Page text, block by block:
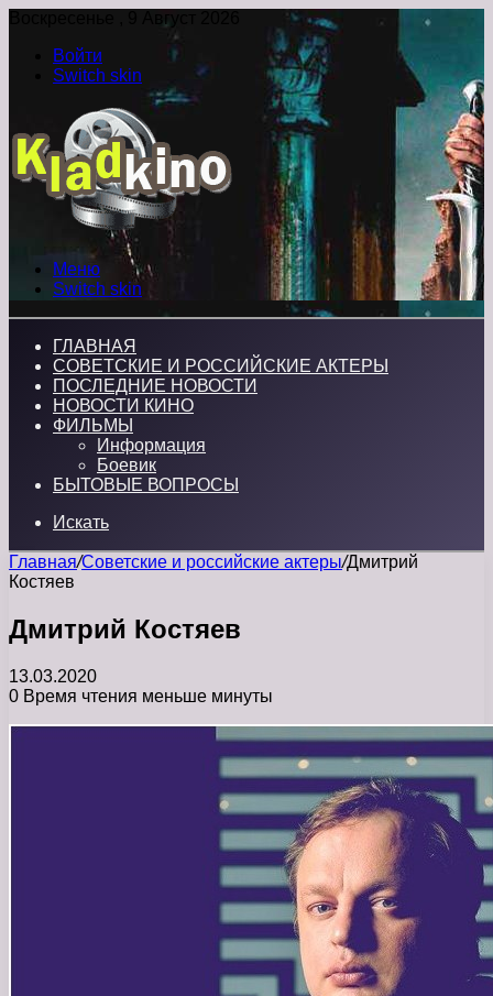
Воскресенье , 9 Август 2026
Войти
Switch skin
Меню
Switch skin
ГЛАВНАЯ
СОВЕТСКИЕ И РОССИЙСКИЕ АКТЕРЫ
ПОСЛЕДНИЕ НОВОСТИ
НОВОСТИ КИНО
ФИЛЬМЫ
Информация
Боевик
БЫТОВЫЕ ВОПРОСЫ
Искать
Главная/Советские и российские актеры/Дмитрий
Костяев
Дмитрий Костяев
13.03.2020
0 Время чтения меньше минуты